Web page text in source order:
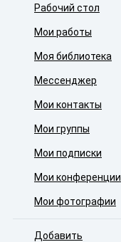
Рабочий стол
Мои работы
Моя библиотека
Мессенджер
Мои контакты
Мои группы
Мои подписки
Мои конференции
Мои фотографии
Добавить